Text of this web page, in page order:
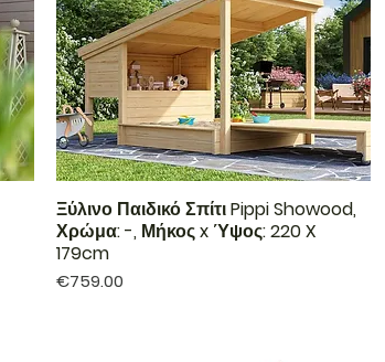
Ξύλινο Παιδικό Σπίτι Pippi Showood,
Χρώμα: -, Μήκος x Ύψος: 220 X
179cm
Price
€759.00